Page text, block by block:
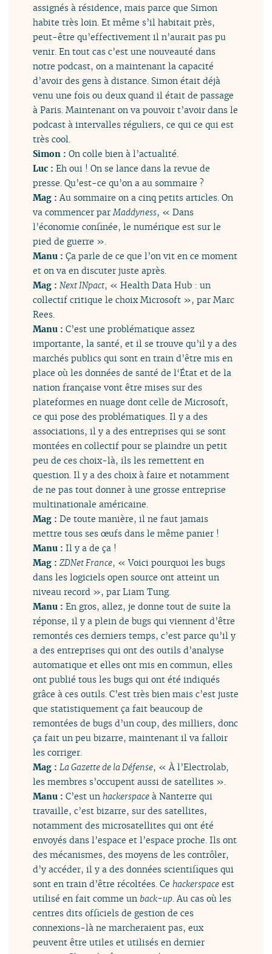
assignés à résidence, mais parce que Simon
habite très loin. Et même s’il habitait près,
peut-être qu’effectivement il n’aurait pas pu
venir. En tout cas c’est une nouveauté dans
notre podcast, on a maintenant la capacité
d’avoir des gens à distance. Simon était déjà
venu une fois ou deux quand il était de passage
à Paris. Maintenant on va pouvoir t’avoir dans le
podcast à intervalles réguliers, ce qui ce qui est
très cool.
Simon :On colle bien à l’actualité.
Luc :Eh oui ! On se lance dans la revue de
presse. Qu’est-ce qu’on a au sommaire ?
Mag :Au sommaire on a cinq petits articles. On
va commencer parMaddyness, « Dans
l’économie confinée, le numérique est sur le
pied de guerre ».
Manu :Ça parle de ce que l’on vit en ce moment
et on va en discuter juste après.
Mag :Next INpact, « Health Data Hub : un
collectif critique le choix Microsoft », par Marc
Rees.
Manu :C’est une problématique assez
importante, la santé, et il se trouve qu’il y a des
marchés publics qui sont en train d’être mis en
place où les données de santé de l‘État et de la
nation française vont être mises sur des
plateformes en nuage dont celle de Microsoft,
ce qui pose des problématiques. Il y a des
associations, il y a des entreprises qui se sont
montées en collectif pour se plaindre un petit
peu de ces choix-là, ils les remettent en
question. Il y a des choix à faire et notamment
de ne pas tout donner à une grosse entreprise
multinationale américaine.
Mag :De toute manière, il ne faut jamais
mettre tous ses œufs dans le même panier !
Manu :Il y a de ça !
Mag :ZDNet France, « Voici pourquoi les bugs
dans les logiciels open source ont atteint un
niveau record », par Liam Tung.
Manu :En gros, allez, je donne tout de suite la
réponse, il y a plein de bugs qui viennent d’être
remontés ces derniers temps, c’est parce qu’il y
a des entreprises qui ont des outils d’analyse
automatique et elles ont mis en commun, elles
ont publié tous les bugs qui ont été indiqués
grâce à ces outils. C’est très bien mais c’est juste
que statistiquement ça fait beaucoup de
remontées de bugs d’un coup, des milliers, donc
ça fait un peu bizarre, maintenant il va falloir
les corriger.
Mag :La Gazette de la Défense, « À l’Electrolab,
les membres s’occupent aussi de satellites ».
Manu :C’est unhackerspace à Nanterre qui
travaille, c’est bizarre, sur des satellites,
notamment des microsatellites qui ont été
envoyés dans l’espace et l’espace proche. Ils ont
des mécanismes, des moyens de les contrôler,
d’y accéder, il y a des données scientifiques qui
sont en train d’être récoltées. Cehackerspace est
utilisé en fait comme un back-up. Au cas où les
centres dits officiels de gestion de ces
connexions-là ne marcheraient pas, eux
peuvent être utiles et utilisés en dernier